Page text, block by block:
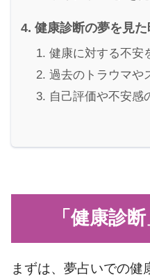
健康診断の夢を見
健康に対する不安
過去のトラウマや
自己評価や不安感
「健康診
まずは、夢占いでの健